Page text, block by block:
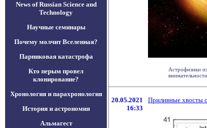
News of Russian Science and
Technology
Научные семинары
Почему молчит Вселенная?
Парниковая катастрофа
Кто перым провел
клонирование?
Хронология и парахронология
История и астрономия
Альмагест
Астрофизики
20.05.2021
16:33
Приливные хвосты